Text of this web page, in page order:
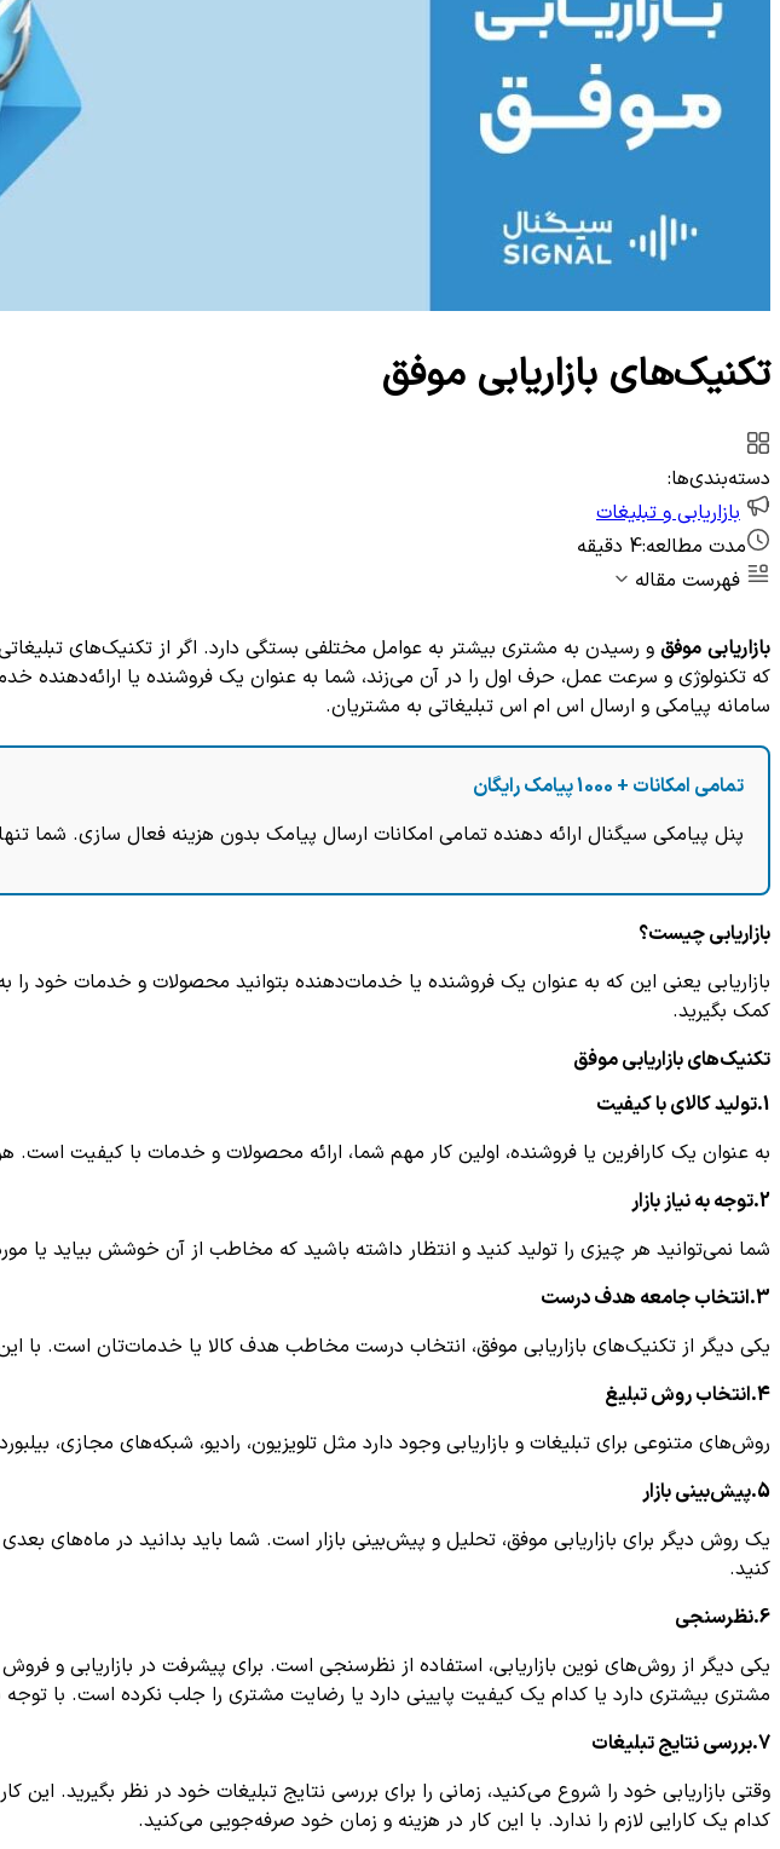
تکنیک‌های بازاریابی موفق
دسته‌بندی‌ها:
بازاریابی و تبلیغات
مدت مطالعه:4 دقیقه
فهرست مقاله
بازاریابی موفق و رسیدن به مشتری بیشتر به عوامل مختلفی بستگی دارد. اگر از تکنیک‌های
که تکنولوژی و سرعت عمل، حرف اول را در آن می‌زند، شما به عنوان یک فروشنده یا ارائه‌دهنده
سامانه پیامکی و ارسال اس ام اس تبلیغاتی به مشتریان.
تمامی امکانات + 1000 پیامک رایگان
پنل پیامکی سیگنال ارائه دهنده تمامی امکانات ارسال پیامک بدون هزینه فعال سازی. شما
بازاریابی چیست؟
بازاریابی یعنی این که به عنوان یک فروشنده یا خدمات‌دهنده بتوانید محصولات و خدمات خود
کمک بگیرید.
تکنیک‌های بازاریابی موفق
1.تولید کالای با کیفیت
به عنوان یک کارافرین یا فروشنده، اولین کار مهم شما، ارائه محصولات و خدمات با کیفیت
2.توجه به نیاز بازار
شما نمی‌توانید هر چیزی را تولید کنید و انتظار داشته باشید که مخاطب از آن خوشش بیاید یا
3.انتخاب جامعه هدف درست
یکی دیگر از تکنیک‌های بازاریابی موفق، انتخاب درست مخاطب هدف کالا یا خدمات‌تان است. با
4.انتخاب روش تبلیغ
روش‌های متنوعی برای تبلیغات و بازاریابی وجود دارد مثل تلویزیون، رادیو، شبکه‌های مجازی،
5.پیش‌بینی بازار
یک روش دیگر برای بازاریابی موفق، تحلیل و پیش‌بینی بازار است. شما باید بدانید در ماه‌های
کنید.
6.نظرسنجی
یکی دیگر از روش‌های نوین بازاریابی، استفاده از نظرسنجی است. برای پیشرفت در بازاریابی و
مشتری بیشتری دارد یا کدام یک کیفیت پایینی دارد یا رضایت مشتری را جلب نکرده است. با
7.بررسی نتایج تبلیغات
وقتی بازاریابی خود را شروع می‌کنید، زمانی را برای بررسی نتایج تبلیغات خود در نظر
کدام یک کارایی لازم را ندارد. با این کار در هزینه و زمان خود صرفه‌جویی می‌کنید.